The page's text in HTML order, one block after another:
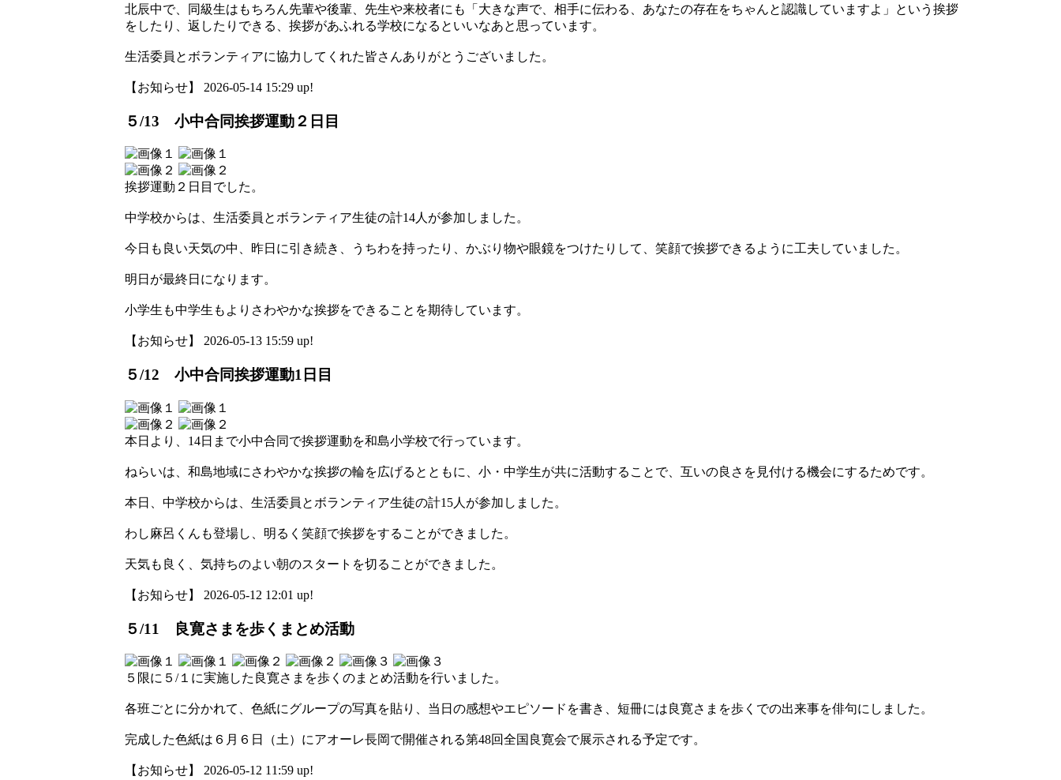
北辰中で、同級生はもちろん先輩や後輩、先生や来校者にも「大きな声で、相手に伝わる、あなたの存在をちゃんと認識していますよ」という挨拶
をしたり、返したりできる、挨拶があふれる学校になるといいなあと思っています。
生活委員とボランティアに協力してくれた皆さんありがとうございました。
【お知らせ】 2026-05-14 15:29 up!
５/13 小中合同挨拶運動２日目
挨拶運動２日目でした。
中学校からは、生活委員とボランティア生徒の計14人が参加しました。
今日も良い天気の中、昨日に引き続き、うちわを持ったり、かぶり物や眼鏡をつけたりして、笑顔で挨拶できるように工夫していました。
明日が最終日になります。
小学生も中学生もよりさわやかな挨拶をできることを期待しています。
【お知らせ】 2026-05-13 15:59 up!
５/12 小中合同挨拶運動1日目
本日より、14日まで小中合同で挨拶運動を和島小学校で行っています。
ねらいは、和島地域にさわやかな挨拶の輪を広げるとともに、小・中学生が共に活動することで、互いの良さを見付ける機会にするためです。
本日、中学校からは、生活委員とボランティア生徒の計15人が参加しました。
わし麻呂くんも登場し、明るく笑顔で挨拶をすることができました。
天気も良く、気持ちのよい朝のスタートを切ることができました。
【お知らせ】 2026-05-12 12:01 up!
５/11 良寛さまを歩くまとめ活動
５限に５/１に実施した良寛さまを歩くのまとめ活動を行いました。
各班ごとに分かれて、色紙にグループの写真を貼り、当日の感想やエピソードを書き、短冊には良寛さまを歩くでの出来事を俳句にしました。
完成した色紙は６月６日（土）にアオーレ長岡で開催される第48回全国良寛会で展示される予定です。
【お知らせ】 2026-05-12 11:59 up!